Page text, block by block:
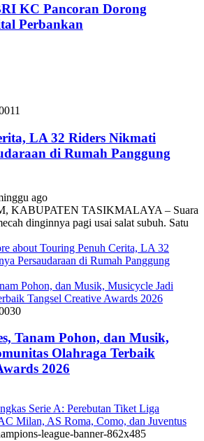
KC Pancoran Dorong
Perbankan
LA 32 Riders Nikmati
di Rumah Panggung
ago
KABUPATEN TASIKMALAYA – Suara
dinginnya pagi usai salat subuh. Satu
about Touring Penuh Cerita, LA 32
Persaudaraan di Rumah Panggung
Pohon, dan Musik, Musicycle Jadi
Tangsel Creative Awards 2026
Tanam Pohon, dan Musik,
Olahraga Terbaik
2026
Serie A: Perebutan Tiket Liga
Milan, AS Roma, Como, dan Juventus